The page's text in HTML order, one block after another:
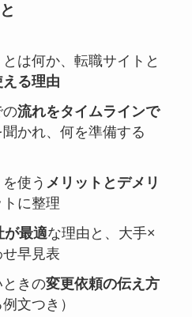
は何か、転職サイトと
る理由
の流れをタイムラインで
かれ、何を準備する
使う メリットとデメリ
に整理
が最適な理由と、大手×
早見表
きの変更依頼の伝え方
文つき）